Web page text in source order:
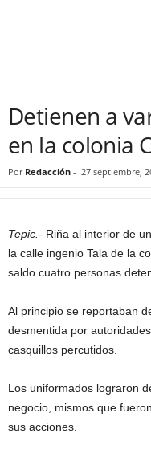
Detienen a
en la colonia
Por Redacción - 27 septiembre,
Tepic.- Riña al interior de
la calle ingenio Tala de la
saldo cuatro personas
Al principio se reportaban
desmentida por
casquillos percutidos.
Los uniformados lograron
negocio, mismos que
sus acciones.